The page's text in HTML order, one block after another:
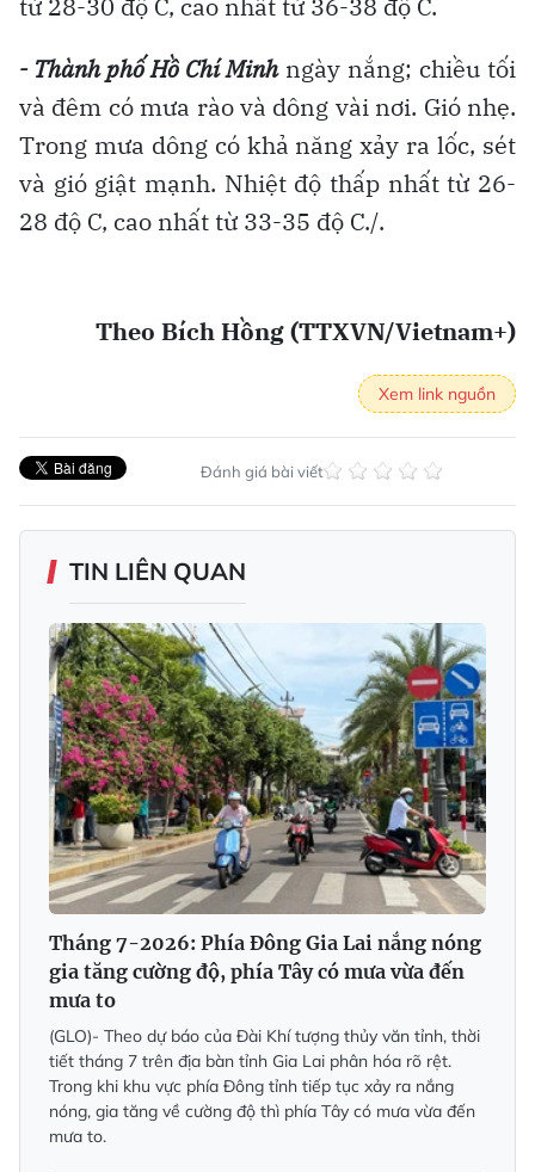
từ 28-30 độ C, cao nhất từ 36-38 độ C.
- Thành phố Hồ Chí Minhngày nắng; chiều tối
và đêm có mưa rào và dông vài nơi. Gió nhẹ.
Trong mưa dông có khả năng xảy ra lốc, sét
và gió giật mạnh. Nhiệt độ thấp nhất từ 26-
28 độ C, cao nhất từ 33-35 độ C./.
Theo Bích Hồng (TTXVN/Vietnam+)
Xem link nguồn
Đánh giá bài viết
TIN LIÊN QUAN
Tháng 7-2026: Phía Đông Gia Lai nắng nóng
gia tăng cường độ, phía Tây có mưa vừa đến
mưa to
(GLO)- Theo dự báo của Đài Khí tượng thủy văn tỉnh, thời
tiết tháng 7 trên địa bàn tỉnh Gia Lai phân hóa rõ rệt.
Trong khi khu vực phía Đông tỉnh tiếp tục xảy ra nắng
nóng, gia tăng về cường độ thì phía Tây có mưa vừa đến
mưa to.